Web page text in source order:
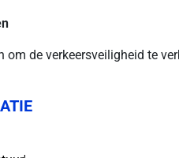
om de verkeersveiligheid te